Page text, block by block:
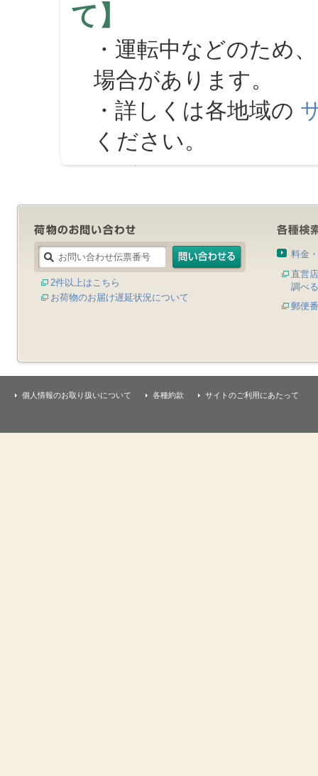
て】
・運転中などのため
場合があります。
・詳しくは各地域の
ください。
2件以上はこちら
お荷物のお届け遅延状況について
料金
直営
調べる
郵便
個人情報のお取り扱いについて 各種約款 サイトのご利用にあたって